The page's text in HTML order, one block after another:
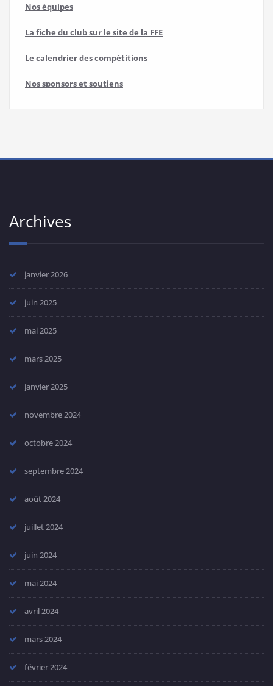
Nos équipes
La fiche du club sur le site de la FFE
Le calendrier des compétitions
Nos sponsors et soutiens
Archives
janvier 2026
juin 2025
mai 2025
mars 2025
janvier 2025
novembre 2024
octobre 2024
septembre 2024
août 2024
juillet 2024
juin 2024
mai 2024
avril 2024
mars 2024
février 2024